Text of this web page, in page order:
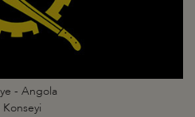
- Angola
Konseyi